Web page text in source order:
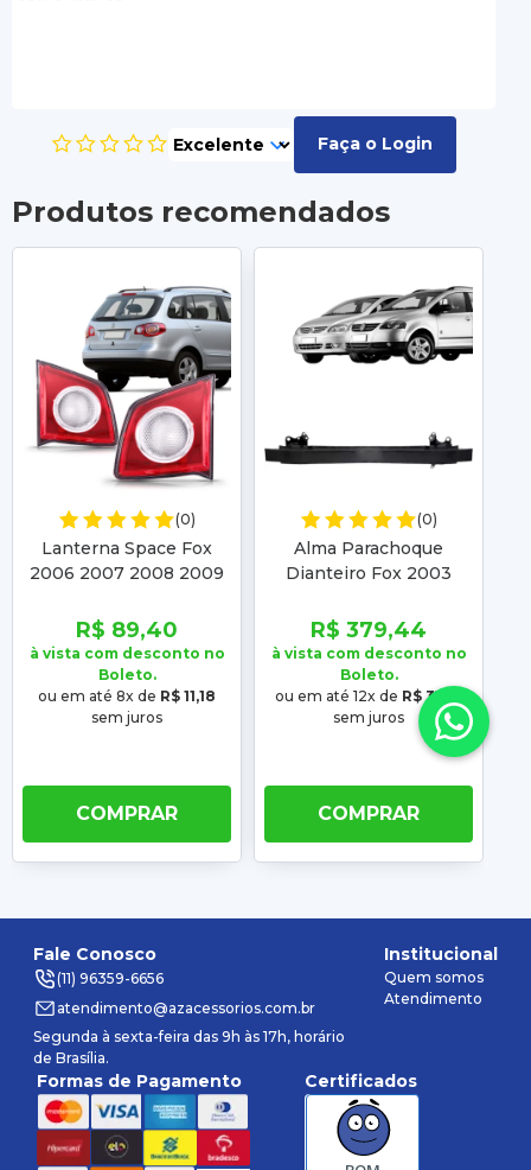
Faça o Login
Produtos recomendados
(0)
Lanterna Space Fox
2006 2007 2008 2009
R$ 89,40
à vista com desconto no
Boleto.
ou em até 8x de R$ 11,18
sem juros
COMPRAR
(0)
Alma Parachoque
Dianteiro Fox 2003
2008 2009 Spacefox
2006 2007 2008 2009
R$ 379,44
à vista com desconto no
Boleto.
ou em até 12x de R$ 31,62
sem juros
COMPRAR
Fale Conosco
(11) 96359-6656
atendimento@azacessorios.com.br
Segunda à sexta-feira das 9h às 17h, horário
de Brasília.
Institucional
Quem somos
Atendimento
Formas de Pagamento Certificados